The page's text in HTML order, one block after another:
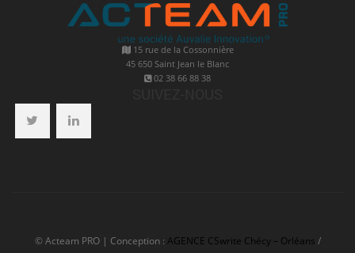
15 rue de la Cossonnière
45 650 Saint Jean le Blanc
02 38 66 88 38
© Acteam PRO | Conception : AGENCE CSwrite Chécy – Orléans /